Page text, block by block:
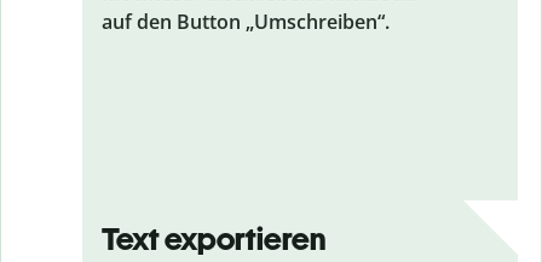
auf den Button „Umschreiben“.
Text exportieren